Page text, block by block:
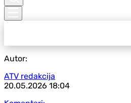
Autor:
ATV redakcija
20.05.2026 18:04